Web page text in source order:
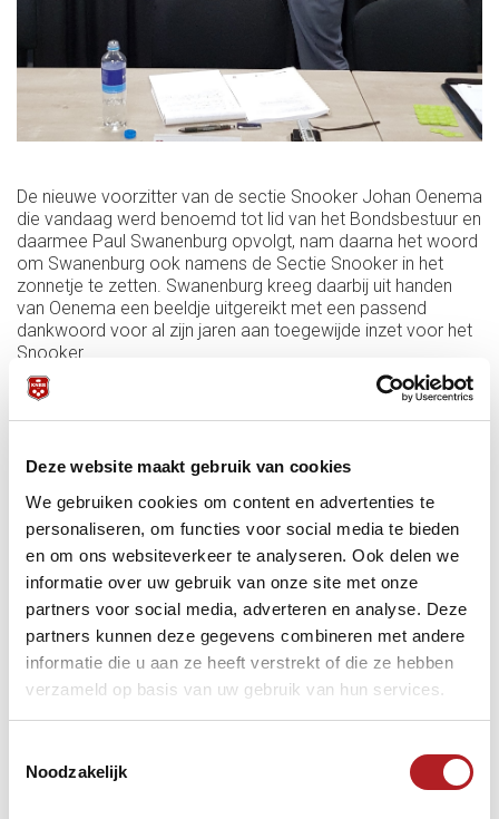
Deze website maakt gebruik van cookies
We gebruiken cookies om content en advertenties te
personaliseren, om functies voor social media te bieden
en om ons websiteverkeer te analyseren. Ook delen we
informatie over uw gebruik van onze site met onze
partners voor social media, adverteren en analyse. Deze
partners kunnen deze gegevens combineren met andere
informatie die u aan ze heeft verstrekt of die ze hebben
verzameld op basis van uw gebruik van hun services.
Noodzakelijk
De nieuwe voorzitter van de sectie Snooker Johan Oenema
die vandaag werd benoemd tot lid van het Bondsbestuur en
daarmee Paul Swanenburg opvolgt, nam daarna het woord
om Swanenburg ook namens de Sectie Snooker in het
zonnetje te zetten. Swanenburg kreeg daarbij uit handen
van Oenema een beeldje uitgereikt met een passend
dankwoord voor al zijn jaren aan toegewijde inzet voor het
Snooker.